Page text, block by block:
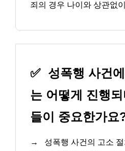
죄의 경우 나이와 상관없
✅ 성폭행 사건
는 어떻게 진행
들이 중요한가요
→
성폭행 사건의 고소